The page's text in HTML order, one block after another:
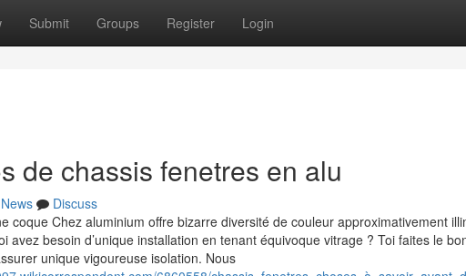
Submit Groups Register Login
de chassis fenetres en alu
News
Discuss
coque Chez aluminium offre bizarre diversité de couleur approximativement
avez besoin d’unique installation en tenant équivoque vitrage ? Toi faites le
unique vigoureuse isolation. Nous